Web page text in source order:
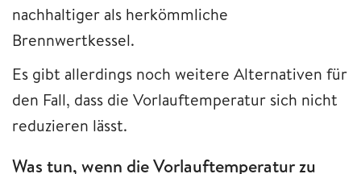
nachhaltiger als herkömmliche
Brennwertkessel.
Es gibt allerdings noch weitere Alternativen für
den Fall, dass die Vorlauftemperatur sich nicht
reduzieren lässt.
Was tun, wenn die Vorlauftemperatur zu